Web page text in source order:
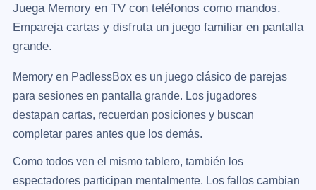
Juega Memory en TV con teléfonos como mandos.
Empareja cartas y disfruta un juego familiar en pantalla
grande.
Memory en PadlessBox es un juego clásico de parejas
para sesiones en pantalla grande. Los jugadores
destapan cartas, recuerdan posiciones y buscan
completar pares antes que los demás.
Como todos ven el mismo tablero, también los
espectadores participan mentalmente. Los fallos cambian